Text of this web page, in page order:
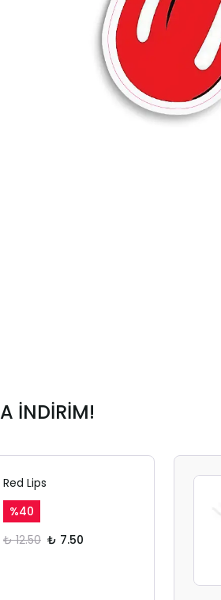
İNDİRİM!
Red Lips
%40
₺ 12.50 ₺ 7.50